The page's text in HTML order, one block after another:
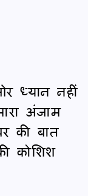
ध्यान नहीं
अंजाम
की बात
कोशिश